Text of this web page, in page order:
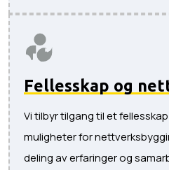
Fellesskap og
Vi tilbyr tilgang til et
muligheter for
deling av erfaringer og